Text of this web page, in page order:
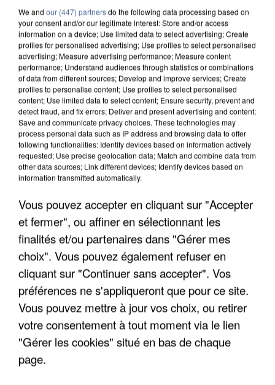
DE FAUNE SAUVAGE SONT...
We and our (447) partnersdo the following data processing based on
your consent and/or our legitimate interest: Store and/or access
information on a device; Use limited data to select advertising; Create
profiles for personalised advertising; Use profiles to select personalised
advertising; Measure advertising performance; Measure content
performance; Understand audiences through statistics or combinations
of data from different sources; Develop and improve services; Create
profiles to personalise content; Use profiles to select personalised
content; Use limited data to select content; Ensure security, prevent and
detect fraud, and fix errors; Deliver and present advertising and content;
Save and communicate privacy choices. These technologies may
process personal data such as IP address and browsing data to offer
following functionalities: Identify devices based on information actively
requested; Use precise geolocation data; Match and combine data from
other data sources; Link different devices; Identify devices based on
information transmitted automatically.
Vous pouvez accepter en cliquant sur "Accepter
et fermer", ou affiner en sélectionnant les
finalités et/ou partenaires dans "Gérer mes
choix". Vous pouvez également refuser en
cliquant sur "Continuer sans accepter". Vos
préférences ne s'appliqueront que pour ce site.
Vous pouvez mettre à jour vos choix, ou retirer
votre consentement à tout moment via le lien
"Gérer les cookies" situé en bas de chaque
page.